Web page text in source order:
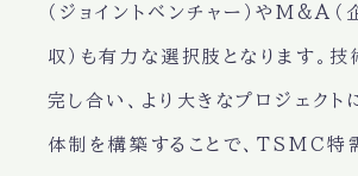
（ジョイントベンチャー）やM&A（
収）も有力な選択肢となります。
完し合い、より大きなプロジェクト
体制を構築することで、TSMC特